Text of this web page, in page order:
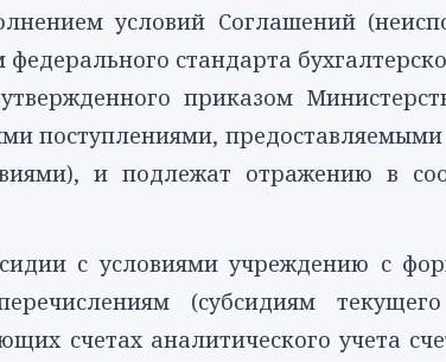
условий Соглашений
федерального стандарта
приказом
поступлениями,
и подлежат отражению в
с условиями учреждению с
(субсидиям
счетах аналитического учета